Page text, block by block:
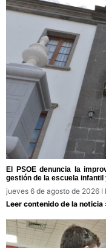
El PSOE denuncia la
gestión de la escuela
jueves 6 de agosto de 2026
Leer contenido de la noticia